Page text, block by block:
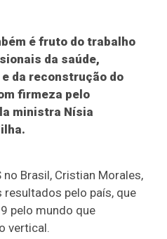
é fruto do trabalho
da saúde,
da reconstrução do
firmeza pelo
ministra Nísia
no Brasil, Cristian Morales,
pelo país, que
pelo mundo que
vertical.